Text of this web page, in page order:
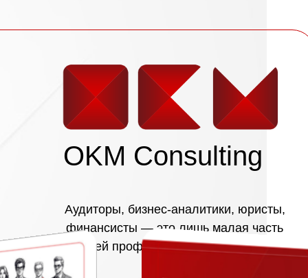
OKM Consulting
Аудиторы, бизнес-аналитики, юристы,
финансисты — это лишь малая часть
нашей профессиональной команды
OKM Consulting